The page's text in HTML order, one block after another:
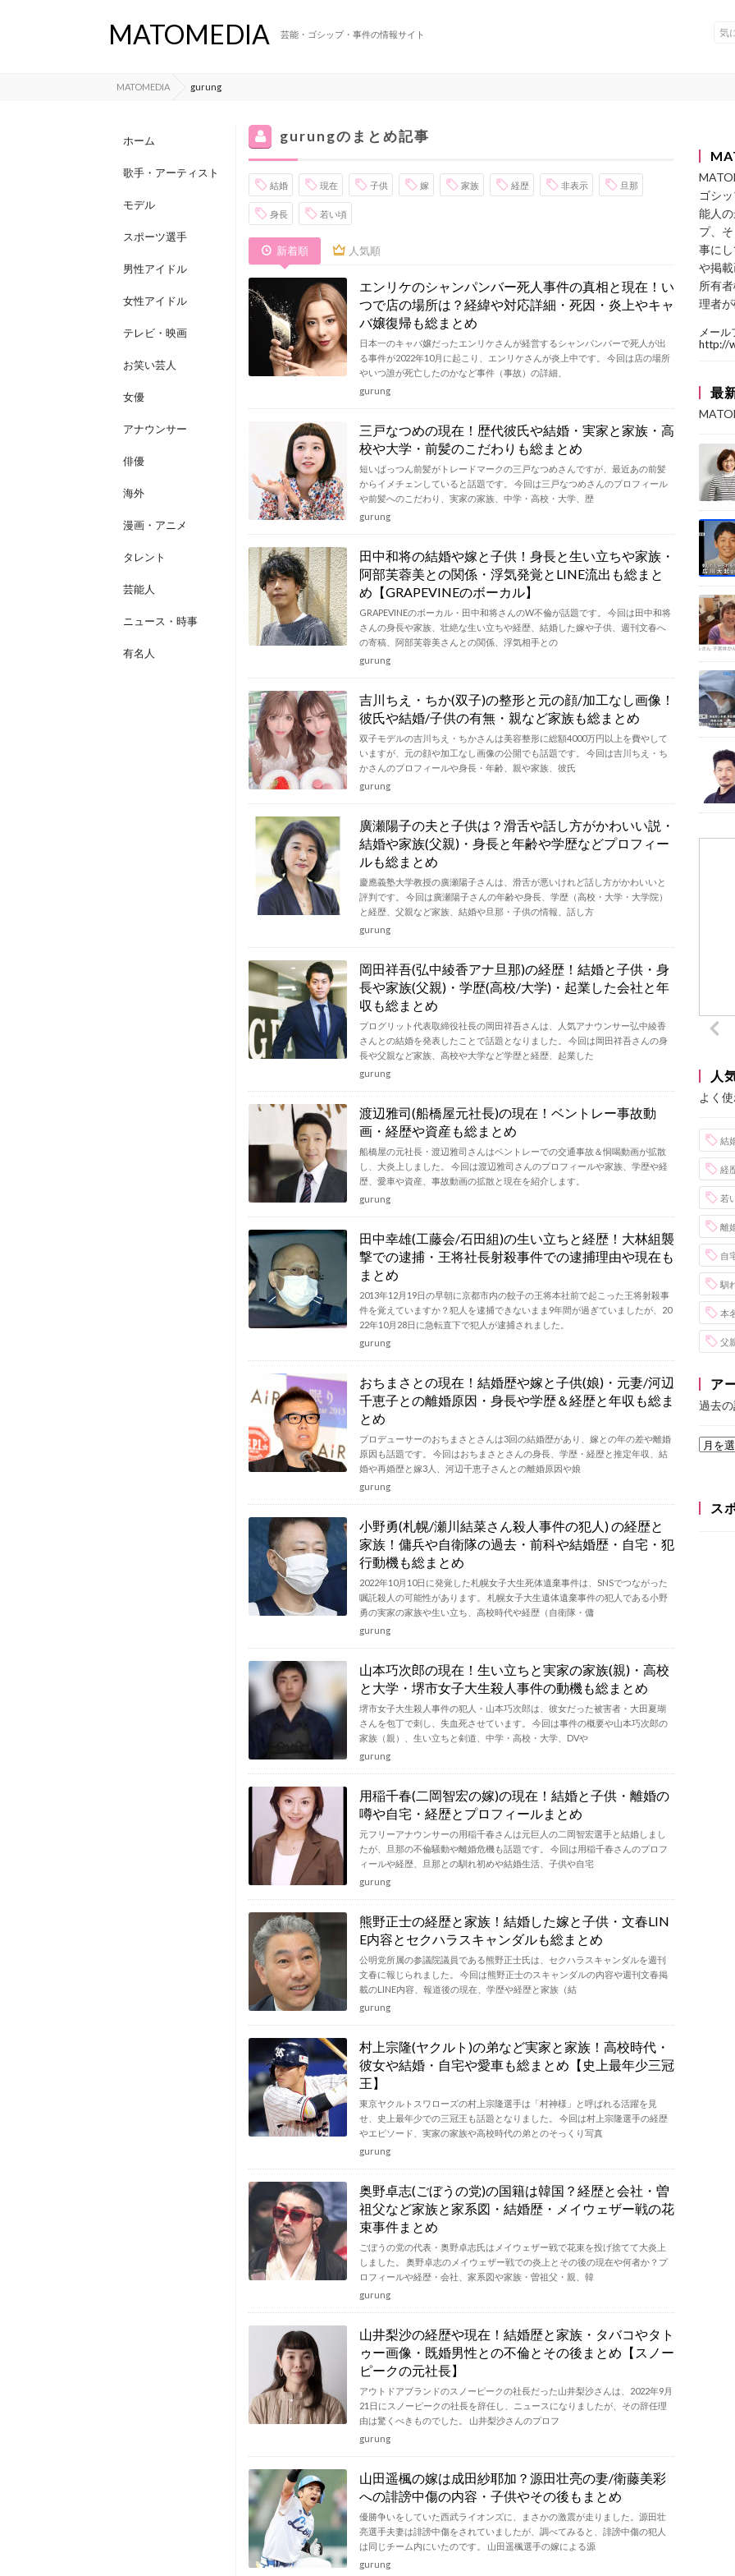
MATOMEDIA 芸能・ゴシップ・事件の情報サイト
MATOMEDIA gurung
ホーム
歌手・アーティスト
モデル
スポーツ選手
男性アイドル
女性アイドル
テレビ・映画
お笑い芸人
女優
アナウンサー
俳優
海外
漫画・アニメ
タレント
芸能人
ニュース・時事
有名人
gurungのまとめ記事
結婚 現在 子供 嫁 家族 経歴 非表示 旦那
身長 若い頃
新着順 人気順
エンリケのシャンパンバー死人事件の真相と現在！い
つで店の場所は？経緯や対応詳細・死因・炎上やキャ
バ嬢復帰も総まとめ
日本一のキャバ嬢だったエンリケさんが経営するシャンパンバーで死人が出
る事件が2022年10月に起こり、エンリケさんが炎上中です。 今回は店の場所
やいつ誰が死亡したのかなど事件（事故）の詳細、
gurung
三戸なつめの現在！歴代彼氏や結婚・実家と家族・高
校や大学・前髪のこだわりも総まとめ
短いぱっつん前髪がトレードマークの三戸なつめさんですが、最近あの前髪
からイメチェンしていると話題です。 今回は三戸なつめさんのプロフィール
や前髪へのこだわり、実家の家族、中学・高校・大学、歴
gurung
田中和将の結婚や嫁と子供！身長と生い立ちや家族・
阿部芙蓉美との関係・浮気発覚とLINE流出も総まと
め【GRAPEVINEのボーカル】
GRAPEVINEのボーカル・田中和将さんのW不倫が話題です。 今回は田中和将
さんの身長や家族、壮絶な生い立ちや経歴、結婚した嫁や子供、週刊文春へ
の寄稿、阿部芙蓉美さんとの関係、浮気相手との
gurung
吉川ちえ・ちか(双子)の整形と元の顔/加工なし画像！
彼氏や結婚/子供の有無・親など家族も総まとめ
双子モデルの吉川ちえ・ちかさんは美容整形に総額4000万円以上を費やして
いますが、元の顔や加工なし画像の公開でも話題です。 今回は吉川ちえ・ち
かさんのプロフィールや身長・年齢、親や家族、彼氏
gurung
廣瀬陽子の夫と子供は？滑舌や話し方がかわいい説・
結婚や家族(父親)・身長と年齢や学歴などプロフィー
ルも総まとめ
慶應義塾大学教授の廣瀬陽子さんは、滑舌が悪いけれど話し方がかわいいと
評判です。 今回は廣瀬陽子さんの年齢や身長、学歴（高校・大学・大学院）
と経歴、父親など家族、結婚や旦那・子供の情報、話し方
gurung
岡田祥吾(弘中綾香アナ旦那)の経歴！結婚と子供・身
長や家族(父親)・学歴(高校/大学)・起業した会社と年
収も総まとめ
プログリット代表取締役社長の岡田祥吾さんは、人気アナウンサー弘中綾香
さんとの結婚を発表したことで話題となりました。 今回は岡田祥吾さんの身
長や父親など家族、高校や大学など学歴と経歴、起業した
gurung
渡辺雅司(船橋屋元社長)の現在！ベントレー事故動
画・経歴や資産も総まとめ
船橋屋の元社長・渡辺雅司さんはベントレーでの交通事故＆恫喝動画が拡散
し、大炎上しました。 今回は渡辺雅司さんのプロフィールや家族、学歴や経
歴、愛車や資産、事故動画の拡散と現在を紹介します。
gurung
田中幸雄(工藤会/石田組)の生い立ちと経歴！大林組襲
撃での逮捕・王将社長射殺事件での逮捕理由や現在も
まとめ
2013年12月19日の早朝に京都市内の餃子の王将本社前で起こった王将射殺事
件を覚えていますか？犯人を逮捕できないまま9年間が過ぎていましたが、20
22年10月28日に急転直下で犯人が逮捕されました。
gurung
おちまさとの現在！結婚歴や嫁と子供(娘)・元妻/河辺
千恵子との離婚原因・身長や学歴＆経歴と年収も総ま
とめ
プロデューサーのおちまさとさんは3回の結婚歴があり、嫁との年の差や離婚
原因も話題です。 今回はおちまさとさんの身長、学歴・経歴と推定年収、結
婚や再婚歴と嫁3人、河辺千恵子さんとの離婚原因や娘
gurung
小野勇(札幌/瀬川結菜さん殺人事件の犯人) の経歴と
家族！傭兵や自衛隊の過去・前科や結婚歴・自宅・犯
行動機も総まとめ
2022年10月10日に発覚した札幌女子大生死体遺棄事件は、SNSでつながった
嘱託殺人の可能性があります。 札幌女子大生遺体遺棄事件の犯人である小野
勇の実家の家族や生い立ち、高校時代や経歴（自衛隊・傭
gurung
山本巧次郎の現在！生い立ちと実家の家族(親)・高校
と大学・堺市女子大生殺人事件の動機も総まとめ
堺市女子大生殺人事件の犯人・山本巧次郎は、彼女だった被害者・大田夏瑚
さんを包丁で刺し、失血死させています。 今回は事件の概要や山本巧次郎の
家族（親）、生い立ちと剣道、中学・高校・大学、DVや
gurung
用稲千春(二岡智宏の嫁)の現在！結婚と子供・離婚の
噂や自宅・経歴とプロフィールまとめ
元フリーアナウンサーの用稲千春さんは元巨人の二岡智宏選手と結婚しまし
たが、旦那の不倫騒動や離婚危機も話題です。 今回は用稲千春さんのプロフ
ィールや経歴、旦那との馴れ初めや結婚生活、子供や自宅
gurung
熊野正士の経歴と家族！結婚した嫁と子供・文春LIN
E内容とセクハラスキャンダルも総まとめ
公明党所属の参議院議員である熊野正士氏は、セクハラスキャンダルを週刊
文春に報じられました。 今回は熊野正士のスキャンダルの内容や週刊文春掲
載のLINE内容、報道後の現在、学歴や経歴と家族（結
gurung
村上宗隆(ヤクルト)の弟など実家と家族！高校時代・
彼女や結婚・自宅や愛車も総まとめ【史上最年少三冠
王】
東京ヤクルトスワローズの村上宗隆選手は「村神様」と呼ばれる活躍を見
せ、史上最年少での三冠王も話題となりました。 今回は村上宗隆選手の経歴
やエピソード、実家の家族や高校時代の弟とのそっくり写真
gurung
奥野卓志(ごぼうの党)の国籍は韓国？経歴と会社・曽
祖父など家族と家系図・結婚歴・メイウェザー戦の花
束事件まとめ
ごぼうの党の代表・奥野卓志氏はメイウェザー戦で花束を投げ捨てて大炎上
しました。 奥野卓志のメイウェザー戦での炎上とその後の現在や何者か？プ
ロフィールや経歴・会社、家系図や家族・曽祖父・親、韓
gurung
山井梨沙の経歴や現在！結婚歴と家族・タバコやタト
ゥー画像・既婚男性との不倫とその後まとめ【スノー
ピークの元社長】
アウトドアブランドのスノーピークの社長だった山井梨沙さんは、2022年9月
21日にスノーピークの社長を辞任し、ニュースになりましたが、その辞任理
由は驚くべきものでした。 山井梨沙さんのプロフ
gurung
山田遥楓の嫁は成田紗耶加？源田壮亮の妻/衛藤美彩
への誹謗中傷の内容・子供やその後もまとめ
優勝争いをしていた西武ライオンズに、まさかの激震が走りました。源田壮
亮選手夫妻は誹謗中傷をされていましたが、調べてみると、誹謗中傷の犯人
は同じチーム内にいたのです。 山田遥楓選手の嫁による源
gurung
ゴシ
能人
プ、
事に
や掲
所有
理者が
メール
http://
最
人
よく
結
経
若
離
自
馴
本
父
ア
過去
ス